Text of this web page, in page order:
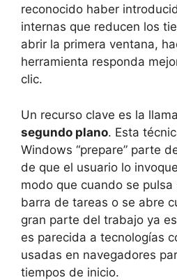
reconocido haber
internas que reducen los
abrir la primera ventana,
herramienta responda
clic.
Un recurso clave es la
segundo plano. Esta
Windows “prepare” parte
de que el usuario lo
modo que cuando se
barra de tareas o se abre
gran parte del trabajo ya
es parecida a tecnologías
usadas en navegadores
tiempos de inicio.